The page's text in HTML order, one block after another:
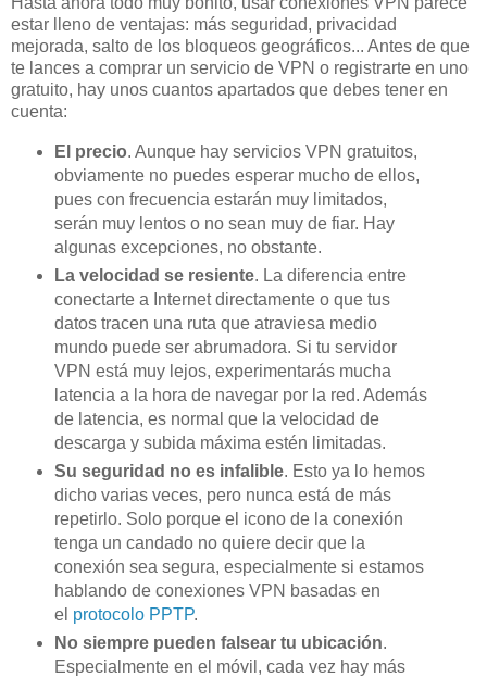
estar lleno de ventajas: más seguridad, privacidad
mejorada, salto de los bloqueos geográficos... Antes de que
te lances a comprar un servicio de VPN o registrarte en uno
gratuito, hay unos cuantos apartados que debes tener en
cuenta:
El precio. Aunque hay servicios VPN gratuitos,
obviamente no puedes esperar mucho de ellos,
pues con frecuencia estarán muy limitados,
serán muy lentos o no sean muy de fiar. Hay
algunas excepciones, no obstante.
La velocidad se resiente. La diferencia entre
conectarte a Internet directamente o que tus
datos tracen una ruta que atraviesa medio
mundo puede ser abrumadora. Si tu servidor
VPN está muy lejos, experimentarás mucha
latencia a la hora de navegar por la red. Además
de latencia, es normal que la velocidad de
descarga y subida máxima estén limitadas.
Su seguridad no es infalible. Esto ya lo hemos
dicho varias veces, pero nunca está de más
repetirlo. Solo porque el icono de la conexión
tenga un candado no quiere decir que la
conexión sea segura, especialmente si estamos
hablando de conexiones VPN basadas en
el protocolo PPTP.
No siempre pueden falsear tu ubicación.
Especialmente en el móvil, cada vez hay más